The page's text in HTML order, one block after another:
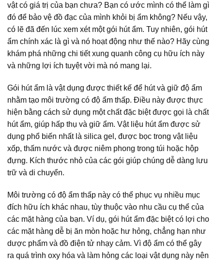
vật có giá trị của bạn chưa? Bạn có ước mình có thể làm gì
đó để bảo vệ đồ đạc của mình khỏi bị ẩm không? Nếu vậy,
có lẽ đã đến lúc xem xét một gói hút ẩm. Tuy nhiên, gói hút
ẩm chính xác là gì và nó hoạt động như thế nào? Hãy cùng
khám phá những chi tiết xung quanh công cụ hữu ích này
và những lợi ích tuyệt vời mà nó mang lại.
Gói hút ẩm là vật dụng được thiết kế để hút và giữ độ ẩm
nhằm tạo môi trường có độ ẩm thấp. Điều này được thực
hiện bằng cách sử dụng một chất đặc biệt được gọi là chất
hút ẩm, giúp hấp thụ và giữ ẩm. Vật liệu hút ẩm được sử
dụng phổ biến nhất là silica gel, được bọc trong vật liệu
xốp, thấm nước và được niêm phong trong túi hoặc hộp
đựng. Kích thước nhỏ của các gói giúp chúng dễ dàng lưu
trữ và di chuyển.
Môi trường có độ ẩm thấp này có thể phục vụ nhiều mục
đích hữu ích khác nhau, tùy thuộc vào nhu cầu cụ thể của
các mặt hàng của bạn. Ví dụ, gói hút ẩm đặc biệt có lợi cho
các mặt hàng dễ bị ăn mòn hoặc hư hỏng, chẳng hạn như
dược phẩm và đồ điện tử nhạy cảm. Vì độ ẩm có thể gây
ra quá trình oxy hóa và làm hỏng các loại vật dụng này nên